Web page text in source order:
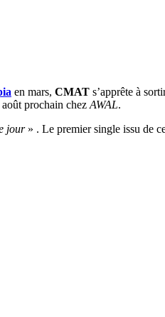
en mars, CMAT s’apprête à
prochain chez AWAL.
jour» . Le premier single issu de